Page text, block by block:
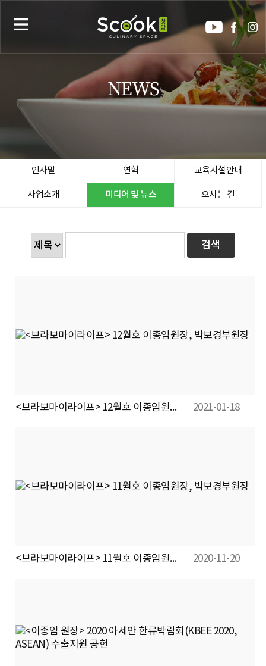
NEWS
인사말 연혁 교육시설안내
사업소개 미디어 및 뉴스 오시는 길
<브라보마이라이프> 12월호 이종임원장, 박보경부원장 2021-01-18
<브라보마이라이프> 11월호 이종임원장, 박보경부원장 2020-11-20